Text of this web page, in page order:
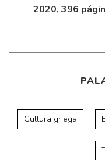
2020, 396
Cultura griega